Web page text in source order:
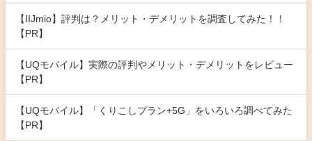
【IIJmio】評判は？メリット・デメリットを調査してみた！！
【PR】
【UQモバイル】実際の評判やメリット・デメリットをレビュー
【PR】
【UQモバイル】「くりこしプラン+5G」をいろいろ調べてみた
【PR】